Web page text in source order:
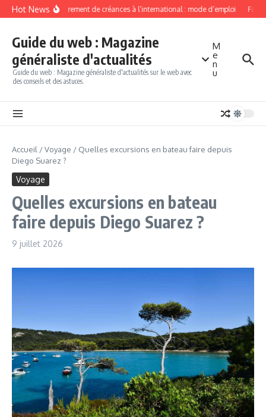
Aller au contenu
Hot NewsRecouvrement de créances à l’international : mode d’emploi
Guide du web : Magazine
généraliste d'actualités
Guide du web : Magazine généraliste d'actualités sur le web avec
des conseils et des astuces.
M
e
n
u
Accueil /Voyage / Quelles excursions en bateau faire depuis
Diego Suarez ?
Voyage
Quelles excursions en bateau
faire depuis Diego Suarez ?
9 juillet 2026